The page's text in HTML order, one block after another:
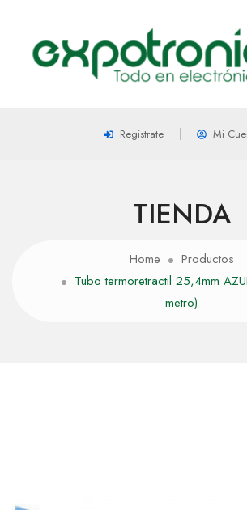
Registrate Mi
TIENDA
Home
Productos
Tubo termoretractil 25,4mm
metro)